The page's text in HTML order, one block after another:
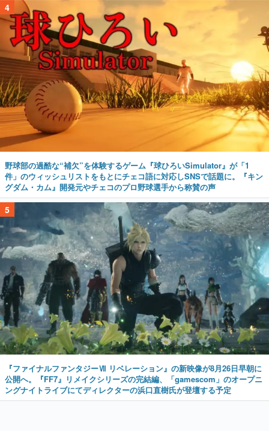
4
野球部の過酷な“補欠”を体験するゲーム『球ひろいSimulator』が「1
件」のウィッシュリストをもとにチェコ語に対応しSNSで話題に。『キン
グダム・カム』開発元やチェコのプロ野球選手から称賛の声
5
『ファイナルファンタジーⅦ リベレーション』の新映像が8月26日早朝に
公開へ。『FF7』リメイクシリーズの完結編、「gamescom」のオープニ
ングナイトライブにてディレクターの浜口直樹氏が登壇する予定